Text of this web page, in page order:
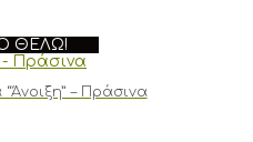
ΘΈΛΩ!
– Πράσινα